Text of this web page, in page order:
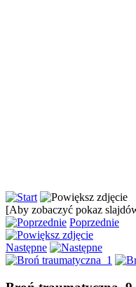
[Aby zobaczyć pokaz
Poprzednie
Następne